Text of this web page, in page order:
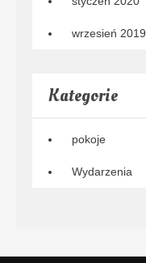
wrzesień 2019
Kategorie
pokoje
Wydarzenia